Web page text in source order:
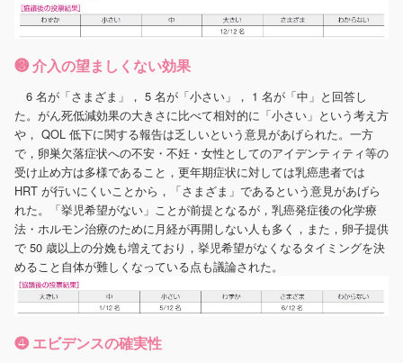
❸ 介入の望ましくない効果
6 名が「さまざま」， 5 名が「小さい」， 1 名が「中」と回答し
た。がん死低減効果の大きさに比べて相対的に「小さい」という考え方
や， QOL 低下に関する報告は乏しいという意見があげられた。一方
で，卵巣欠落症状への不安・不妊・女性としてのアイデンティティ等の
受け止め方は多様であること，更年期症状に対しては乳癌患者では
HRT が行いにくいことから，「さまざま」であるという意見があげら
れた。「挙児希望がない」ことが前提となるが，乳癌発症後の化学療
法・ホルモン治療のために月経が再開しない人も多く，また，卵子提供
で 50 歳以上の分娩も増えており，挙児希望がなくなるタイミングを決
めること自体が難しくなっている点も議論された。
❹ エビデンスの確実性